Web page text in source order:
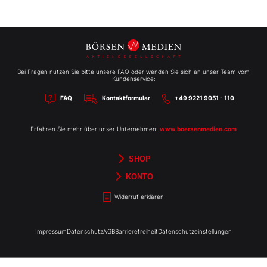
Bei Fragen nutzen Sie bitte unsere FAQ oder wenden Sie sich an unser Team vom
Kundenservice:
FAQ Kontaktformular +49 9221 9051 - 110
Erfahren Sie mehr über unser Unternehmen: www.boersenmedien.com
SHOP
Börsenbriefe
Aktien-Reports
HEBELTRADER
TradingDay
Newsletter
Merchandise
Gutscheine
KONTO
Widerruf erklären
ImpressumDatenschutzAGBBarrierefreiheitDatenschutzeinstellungen